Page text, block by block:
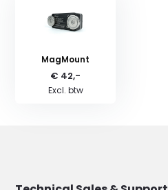
MagMount
€ 42,-
Excl. btw